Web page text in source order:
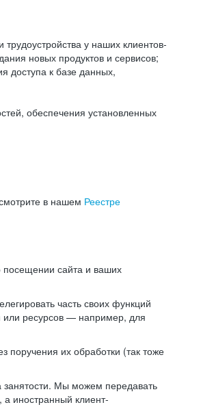
у наших клиентов-
новых продуктов и сервисов;
доступа к базе данных,
обеспечения установленных
в нашем Реестре
посещении сайта и ваших
часть своих функций
или ресурсов — например, для
поручения их обработки (так тоже
Мы можем передавать
иностранный клиент-